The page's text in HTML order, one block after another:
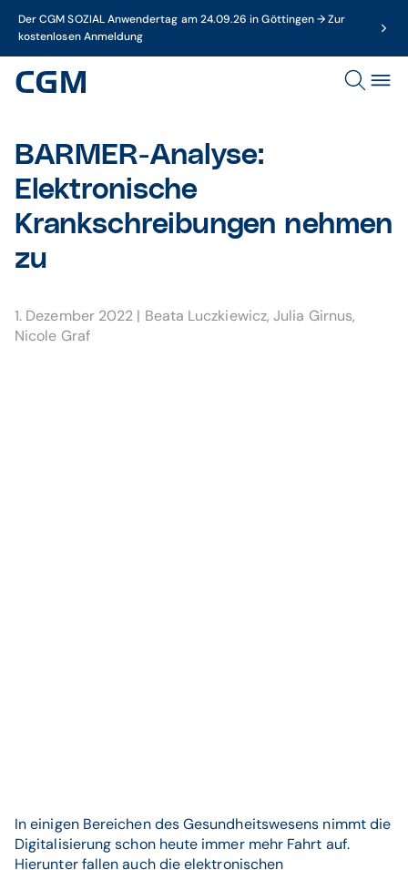
Der CGM SOZIAL Anwendertag am 24.09.26 in Göttingen → Zur
kostenlosen Anmeldung
BARMER-Analyse:
Elektronische
Krankschreibungen nehmen
zu
1. Dezember 2022 | Beata Luczkiewicz,Julia Girnus,
Nicole Graf
In einigen Bereichen des Gesundheitswesens nimmt die
Digitalisierung schon heute immer mehr Fahrt auf.
Hierunter fallen auch die elektronischen